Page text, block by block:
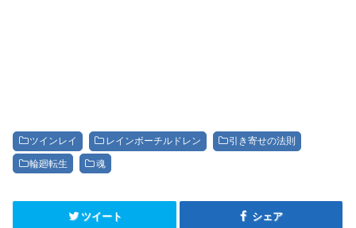
ツインレイ レインボーチルドレン 引き寄せの法則
輪廻転生 魂
ツイート シェア